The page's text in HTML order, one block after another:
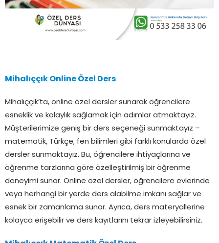
Mihalıççık Online Özel Ders
Mihalıççık’ta, online özel dersler sunarak öğrencilere
esneklik ve kolaylık sağlamak için adımlar atmaktayız.
Müşterilerimize geniş bir ders seçeneği sunmaktayız –
matematik, Türkçe, fen bilimleri gibi farklı konularda özel
dersler sunmaktayız. Bu, öğrencilere ihtiyaçlarına ve
öğrenme tarzlarına göre özelleştirilmiş bir öğrenme
deneyimi sunar. Online özel dersler, öğrencilere evlerinde
veya herhangi bir yerde ders alabilme imkanı sağlar ve
esnek bir zamanlama sunar. Ayrıca, ders materyallerine
kolayca erişebilir ve ders kayıtlarını tekrar izleyebilirsiniz.